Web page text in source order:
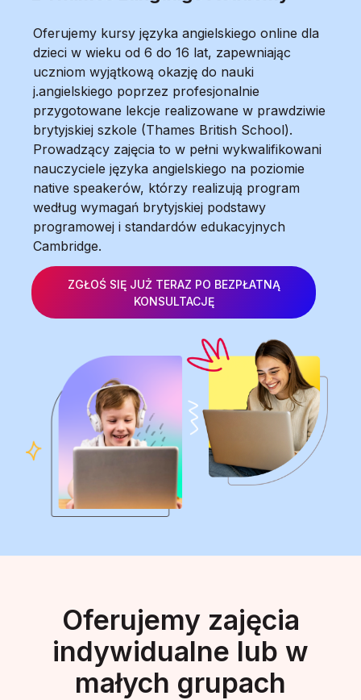
ZGŁOŚ SIĘ JUŻ TERAZ PO BEZPŁATNĄ
KONSULTACJĘ
Oferujemy kursy języka angielskiego online dla
dzieci w wieku od 6 do 16 lat, zapewniając
uczniom wyjątkową okazję do nauki
j.angielskiego poprzez profesjonalnie
przygotowane lekcje realizowane w prawdziwie
brytyjskiej szkole (Thames British School).
Prowadzący zajęcia to w pełni wykwalifikowani
nauczyciele języka angielskiego na poziomie
native speakerów, którzy realizują program
według wymagań brytyjskiej podstawy
programowej i standardów edukacyjnych
Cambridge.
Oferujemy zajęcia
indywidualne lub w
małych grupach